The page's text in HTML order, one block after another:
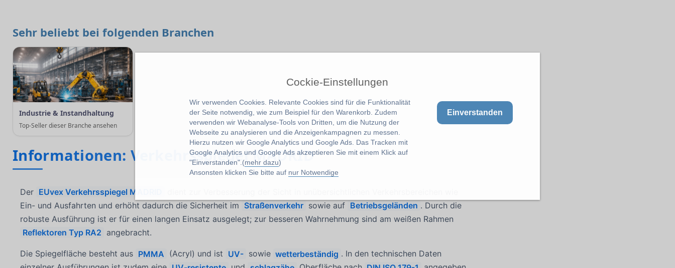
Cockie-Einstellungen
Wir verwenden Cookies. Relevante Cookies sind für die Funktionalität
der Seite notwendig, wie zum Beispiel für den Warenkorb. Zudem
verwenden wir Webanalyse-Tools von Dritten, um die Nutzung der
Webseite zu analysieren und die Anzeigenkampagnen zu messen.
Hierzu nutzen wir Google Analytics und Google Ads. Das Tracken mit
Google Analytics und Google Ads akzeptieren Sie mit einem Klick auf
"Einverstanden".(mehr dazu)
Ansonsten klicken Sie bitte auf nur Notwendige
Einverstanden
Sehr beliebt bei folgenden Branchen
Industrie & Instandhaltung
Top-Seller dieser Branche ansehen
Informationen: Verkehrsspiegel MADRID
Der EUvex Verkehrsspiegel MADRID
Ein- und Ausfahrten und erhöht dadurch die Sicherheit im Straßenverkehr sowie auf Betriebsgeländen . Durch die
robuste Ausführung ist er für einen langen Einsatz ausgelegt; zur besseren Wahrnehmung sind am weißen Rahmen
Reflektoren Typ RA2 angebracht.
Die Spiegelfläche besteht aus PMMA (Acryl) und ist UV- sowie wetterbeständig . In den technischen Daten